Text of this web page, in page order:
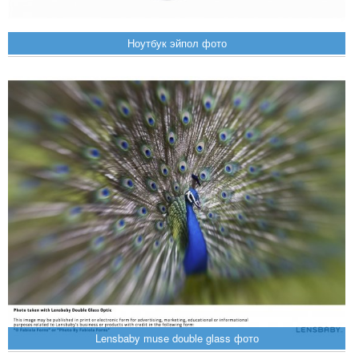
Ноутбук эйпол фото
Lensbaby muse double glass фото